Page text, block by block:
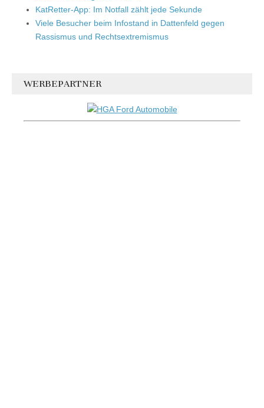
KatRetter-App: Im Notfall zählt jede Sekunde
Viele Besucher beim Infostand in Dattenfeld gegen
Rassismus und Rechtsextremismus
WERBEPARTNER